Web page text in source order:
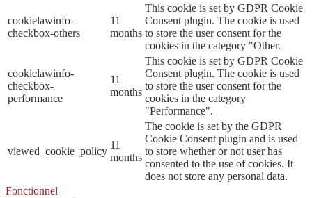
cookielawinfo-
checkbox-others
11
months
This cookie is set by GDPR Cookie
Consent plugin. The cookie is used
to store the user consent for the
cookies in the category "Other.
cookielawinfo-
checkbox-
performance
11
months
This cookie is set by GDPR Cookie
Consent plugin. The cookie is used
to store the user consent for the
cookies in the category
"Performance".
viewed_cookie_policy
11
months
The cookie is set by the GDPR
Cookie Consent plugin and is used
to store whether or not user has
consented to the use of cookies. It
does not store any personal data.
Fonctionnel